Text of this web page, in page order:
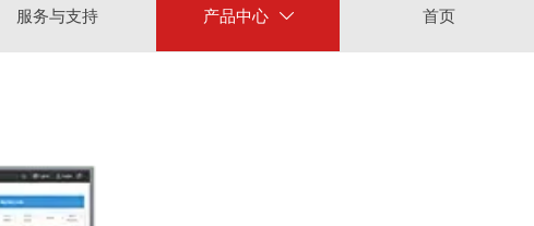
服务与支持 产品中心  首页